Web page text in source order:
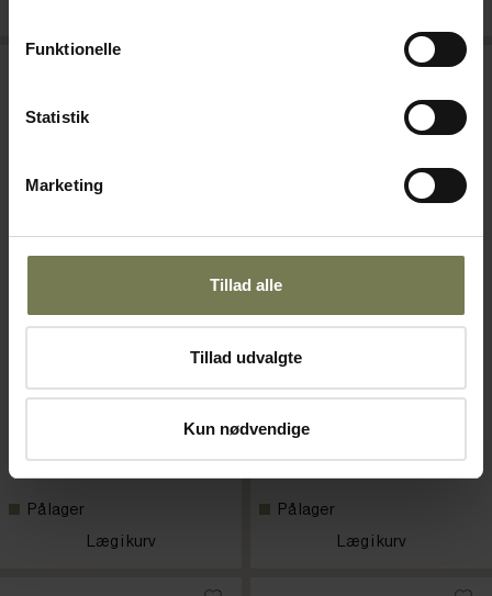
Funktionelle
Statistik
Marketing
Tillad alle
Tillad udvalgte
Kun nødvendige
Chef&Sommelier Black Oak
På lager
Læg i kurv
WMF Signum frokostkniv, hult
skaft, 21,4 cm
Din pris (ekskl. moms)
På lager
Læg i kurv